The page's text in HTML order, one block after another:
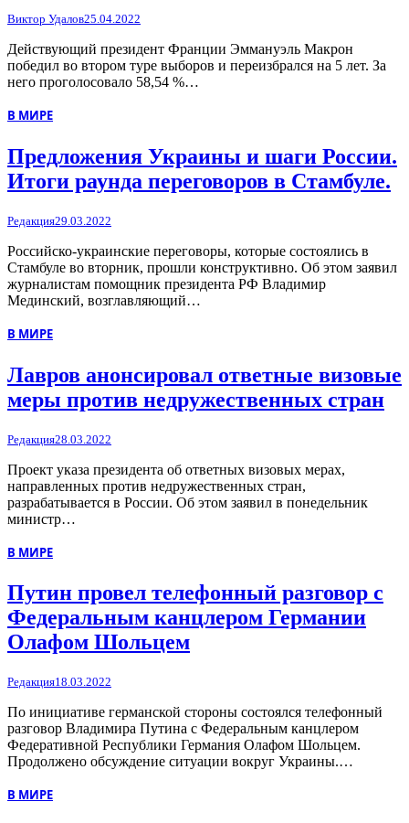
Виктор Удалов25.04.2022
Действующий президент Франции Эммануэль Макрон
победил во втором туре выборов и переизбрался на 5 лет. За
него проголосовало 58,54 %…
В МИРЕ
Предложения Украины и шаги России.
Итоги раунда переговоров в Стамбуле.
Редакция29.03.2022
Российско-украинские переговоры, которые состоялись в
Стамбуле во вторник, прошли конструктивно. Об этом заявил
журналистам помощник президента РФ Владимир
Мединский, возглавляющий…
В МИРЕ
Лавров анонсировал ответные визовые
меры против недружественных стран
Редакция28.03.2022
Проект указа президента об ответных визовых мерах,
направленных против недружественных стран,
разрабатывается в России. Об этом заявил в понедельник
министр…
В МИРЕ
Путин провел телефонный разговор с
Федеральным канцлером Германии
Олафом Шольцем
Редакция18.03.2022
По инициативе германской стороны состоялся телефонный
разговор Владимира Путина с Федеральным канцлером
Федеративной Республики Германия Олафом Шольцем.
Продолжено обсуждение ситуации вокруг Украины.…
В МИРЕ